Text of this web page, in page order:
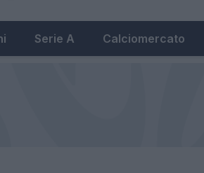
Serie A Calciomercato